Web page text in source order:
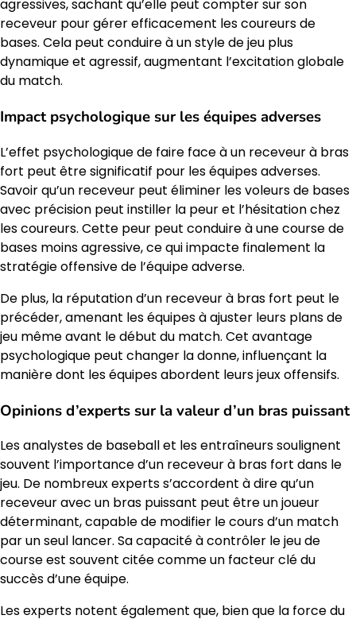
agressives, sachant qu’elle peut compter sur son
receveur pour gérer efficacement les coureurs de
bases. Cela peut conduire à un style de jeu plus
dynamique et agressif, augmentant l’excitation globale
du match.
Impact psychologique sur les équipes adverses
L’effet psychologique de faire face à un receveur à bras
fort peut être significatif pour les équipes adverses.
Savoir qu’un receveur peut éliminer les voleurs de bases
avec précision peut instiller la peur et l’hésitation chez
les coureurs. Cette peur peut conduire à une course de
bases moins agressive, ce qui impacte finalement la
stratégie offensive de l’équipe adverse.
De plus, la réputation d’un receveur à bras fort peut le
précéder, amenant les équipes à ajuster leurs plans de
jeu même avant le début du match. Cet avantage
psychologique peut changer la donne, influençant la
manière dont les équipes abordent leurs jeux offensifs.
Opinions d’experts sur la valeur d’un bras puissant
Les analystes de baseball et les entraîneurs soulignent
souvent l’importance d’un receveur à bras fort dans le
jeu. De nombreux experts s’accordent à dire qu’un
receveur avec un bras puissant peut être un joueur
déterminant, capable de modifier le cours d’un match
par un seul lancer. Sa capacité à contrôler le jeu de
course est souvent citée comme un facteur clé du
succès d’une équipe.
Les experts notent également que, bien que la force du